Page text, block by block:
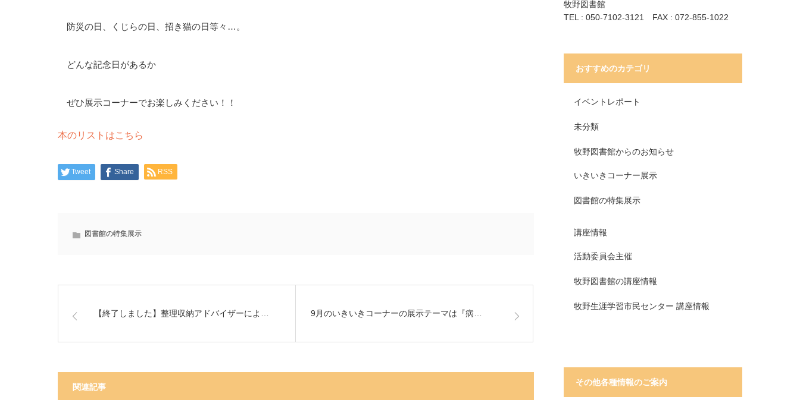
防災の日、くじらの日、招き猫の日等々…。
どんな記念日があるか
ぜひ展示コーナーでお楽しみください！！
本のリストはこちら
Tweet Share RSS
図書館の特集展示
【終了しました】整理収納アドバイザーによ… 9月のいきいきコーナーの展示テーマは『病…
関連記事
牧野図書館
TEL : 050-7102-3121 FAX : 072-855-1022
おすすめのカテゴリ
イベントレポート
未分類
牧野図書館からのお知らせ
いきいきコーナー展示
図書館の特集展示
講座情報
活動委員会主催
牧野図書館の講座情報
牧野生涯学習市民センター 講座情報
その他各種情報のご案内